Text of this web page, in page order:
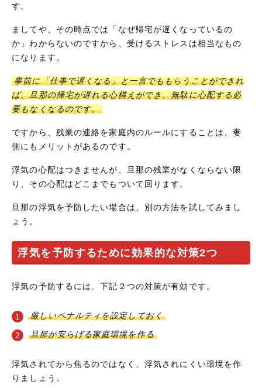
す。
ましてや、その時点では「なぜ帰宅が遅くなっているの
か」わからないのですから、受けるストレスは相当なもの
になります。
事前に「仕事で遅くなる」と一言でももらうことができれ
ば、旦那の帰宅が遅れる心構えができ、無駄に心配する必
要もなくなるのです。
ですから、残業の連絡を家庭内のルールにすることは、妻
側にもメリットがあるのです。
浮気の心配はつきませんが、旦那の残業がなくならない限
り、その心配はどこまでもついて回ります。
旦那の浮気を予防したい場合は、別の方法を試してみまし
ょう。
浮気を予防するために効果的な対策2つ
浮気の予防するには、下記２つの対策が有効です。
厳しいペナルティを設定しておく
旦那が安らげる家庭環境を作る
浮気されてから焦るのではなく、浮気されにくい環境を作
りましょう。